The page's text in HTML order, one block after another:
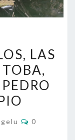
LAS
0